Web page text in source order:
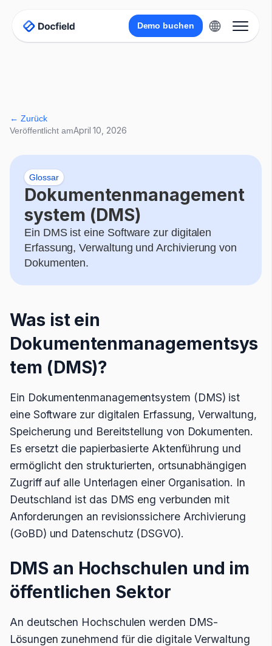
Demo buchen
← Zurück
Veröffentlicht amApril 10, 2026
Glossar
Dokumentenmanagement
system (DMS)
Ein DMS ist eine Software zur digitalen
Erfassung, Verwaltung und Archivierung von
Dokumenten.
Was ist ein
Dokumentenmanagementsys
tem (DMS)?
Ein Dokumentenmanagementsystem (DMS) ist
eine Software zur digitalen Erfassung, Verwaltung,
Speicherung und Bereitstellung von Dokumenten.
Es ersetzt die papierbasierte Aktenführung und
ermöglicht den strukturierten, ortsunabhängigen
Zugriff auf alle Unterlagen einer Organisation. In
Deutschland ist das DMS eng verbunden mit
Anforderungen an revisionssichere Archivierung
(GoBD) und Datenschutz (DSGVO).
DMS an Hochschulen und im
öffentlichen Sektor
An deutschen Hochschulen werden DMS-
Lösungen zunehmend für die digitale Verwaltung